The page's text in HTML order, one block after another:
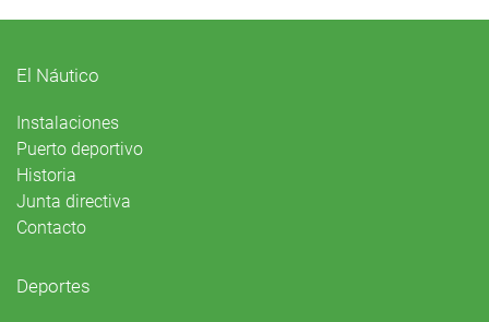
El Náutico
Instalaciones
Puerto deportivo
Historia
Junta directiva
Contacto
Deportes